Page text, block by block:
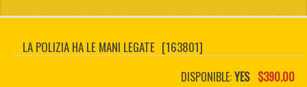
MON COPTE
CONTACTER
LA POLIZIA HA LE MANI LEGATE [163801]
DISPONIBLE:YES $390.00